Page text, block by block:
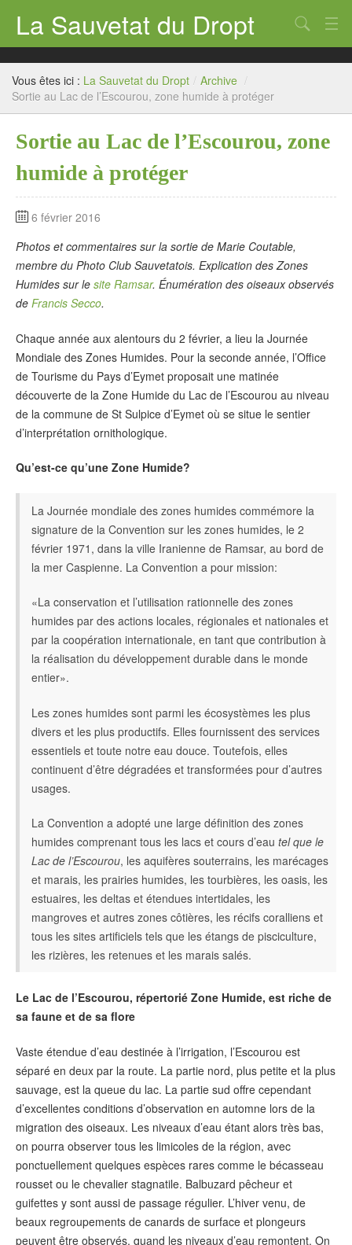
La Sauvetat du Dropt
Accueil
Mairie
Archives
Contact
Chercher
Vous êtes ici : La Sauvetat du Dropt / Archive /
Sortie au Lac de l’Escourou, zone humide à protéger
Sortie au Lac de l’Escourou, zone
humide à protéger
6 février 2016
Photos et commentaires sur la sortie de Marie Coutable,
membre du Photo Club Sauvetatois. Explication des Zones
Humides sur le site Ramsar. Énumération des oiseaux observés
de Francis Secco.
Chaque année aux alentours du 2 février, a lieu la Journée
Mondiale des Zones Humides. Pour la seconde année, l’Office
de Tourisme du Pays d’Eymet proposait une matinée
découverte de la Zone Humide du Lac de l’Escourou au niveau
de la commune de St Sulpice d’Eymet où se situe le sentier
d’interprétation ornithologique.
Qu’est-ce qu’une Zone Humide?
La Journée mondiale des zones humides commémore la
signature de la Convention sur les zones humides, le 2
février 1971, dans la ville Iranienne de Ramsar, au bord de
la mer Caspienne. La Convention a pour mission:
«La conservation et l’utilisation rationnelle des zones
humides par des actions locales, régionales et nationales et
par la coopération internationale, en tant que contribution à
la réalisation du développement durable dans le monde
entier».
Les zones humides sont parmi les écosystèmes les plus
divers et les plus productifs. Elles fournissent des services
essentiels et toute notre eau douce. Toutefois, elles
continuent d’être dégradées et transformées pour d’autres
usages.
La Convention a adopté une large définition des zones
humides comprenant tous les lacs et cours d’eau tel que le
Lac de l’Escourou, les aquifères souterrains, les marécages
et marais, les prairies humides, les tourbières, les oasis, les
estuaires, les deltas et étendues intertidales, les
mangroves et autres zones côtières, les récifs coralliens et
tous les sites artificiels tels que les étangs de pisciculture,
les rizières, les retenues et les marais salés.
Le Lac de l’Escourou, répertorié Zone Humide, est riche de
sa faune et de sa flore
Vaste étendue d’eau destinée à l’irrigation, l’Escourou est
séparé en deux par la route. La partie nord, plus petite et la plus
sauvage, est la queue du lac. La partie sud offre cependant
d’excellentes conditions d’observation en automne lors de la
migration des oiseaux. Les niveaux d’eau étant alors très bas,
on pourra observer tous les limicoles de la région, avec
ponctuellement quelques espèces rares comme le bécasseau
rousset ou le chevalier stagnatile. Balbuzard pêcheur et
guifettes y sont aussi de passage régulier. L’hiver venu, de
beaux regroupements de canards de surface et plongeurs
peuvent être observés, quand les niveaux d’eau remontent. On